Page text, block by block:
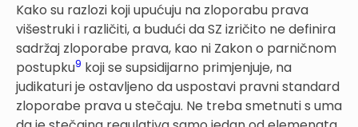
Kako su razlozi koji upućuju na zloporabu prava
višestruki i različiti, a budući da SZ izričito ne definira
sadržaj zloporabe prava, kao ni Zakon o parničnom
postupku9 koji se supsidijarno primjenjuje, na
judikaturi je ostavljeno da uspostavi pravni standard
zloporabe prava u stečaju. Ne treba smetnuti s uma